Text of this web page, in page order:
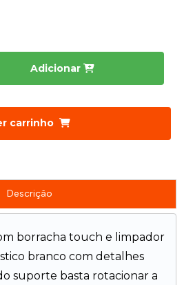
Adicionar
carrinho
Descrição
borracha touch e limpador
branco com detalhes
suporte basta rotacionar a